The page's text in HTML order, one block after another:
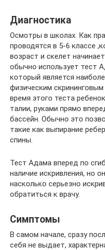
Диагностика
Осмотры в школах. Как
проводятся в 5-6 классе
возраст и скелет
обычно использует тест
который является
физическим
время этого теста
талии, руками прямо
бассейн. Обычно это
такие как выпирание
спины.
Тест Адама вперед по
наличие искривления, но
насколько серьезно
обратиться к врачу.
Симптомы
В самом начале, сразу
себя не выдает,